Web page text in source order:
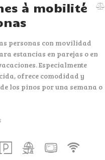
à mobilité
personas con movilidad
estancias en parejas o en
Especialmente
ofrece comodidad y
los pinos por una semana o